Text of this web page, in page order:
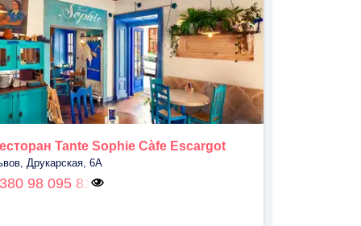
Tante Sophie Càfe Escargot
Друкарская, 6А
98 095 81